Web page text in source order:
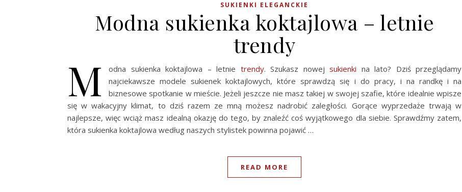
SUKIENKI ELEGANCKIE
Modna sukienka koktajlowa – letnie
trendy
M odna sukienka koktajlowa – letnie trendy. Szukasz nowej sukienki na lato? Dziś przeglądamy
najciekawsze modele sukienek koktajlowych, które sprawdzą się i do pracy, i na randkę i na
biznesowe spotkanie w mieście. Jeżeli jeszcze nie masz takiej w swojej szafie, które idealnie wpisze
się w wakacyjny klimat, to dziś razem ze mną możesz nadrobić zaległości. Gorące wyprzedaże trwają w
najlepsze, więc wciąż masz idealną okazję do tego, by znaleźć coś wyjątkowego dla siebie. Sprawdźmy zatem,
która sukienka koktajlowa według naszych stylistek powinna pojawić …
READ MORE